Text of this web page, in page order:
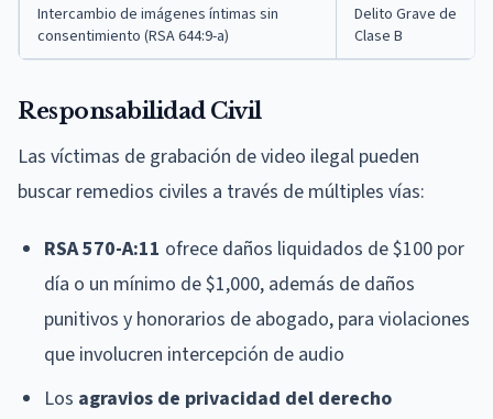
Intercambio de imágenes íntimas sin
consentimiento (RSA 644:9-a)
Delito Grave de
Clase B
Responsabilidad Civil
Las víctimas de grabación de video ilegal pueden
buscar remedios civiles a través de múltiples vías:
RSA 570-A:11 ofrece daños liquidados de $100 por
día o un mínimo de $1,000, además de daños
punitivos y honorarios de abogado, para violaciones
que involucren intercepción de audio
Los agravios de privacidad del derecho